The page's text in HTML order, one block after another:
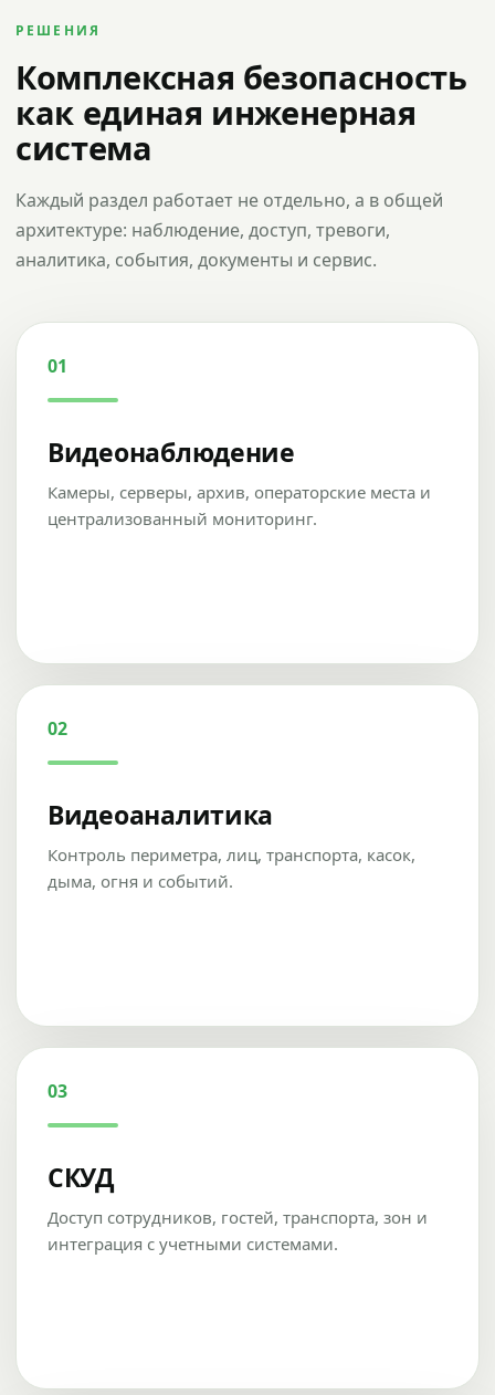
РЕШЕНИЯ
Комплексная безопасность
как единая инженерная
система
Каждый раздел работает не отдельно, а в общей
архитектуре: наблюдение, доступ, тревоги,
аналитика, события, документы и сервис.
01
Видеонаблюдение
Камеры, серверы, архив, операторские места и
централизованный мониторинг.
02
Видеоаналитика
Контроль периметра, лиц, транспорта, касок,
дыма, огня и событий.
03
СКУД
Доступ сотрудников, гостей, транспорта, зон и
интеграция с учетными системами.